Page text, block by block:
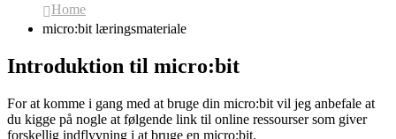
Home
micro:bit læringsmateriale
Introduktion til micro:bit
For at komme i gang med at bruge din micro:bit vil jeg anbefale at
du kigge på nogle at følgende link til online ressourser som giver
forskellig indflyvning i at bruge en micro:bit.